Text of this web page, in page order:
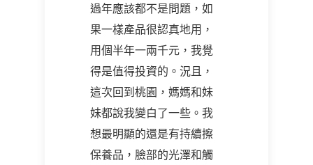
過年應該都不是問題，如
果一樣產品很認真地用，
用個半年一兩千元，我覺
得是值得投資的。況且，
這次回到桃園，媽媽和妹
妹都說我變白了一些。我
想最明顯的還是有持續擦
保養品，臉部的光澤和觸